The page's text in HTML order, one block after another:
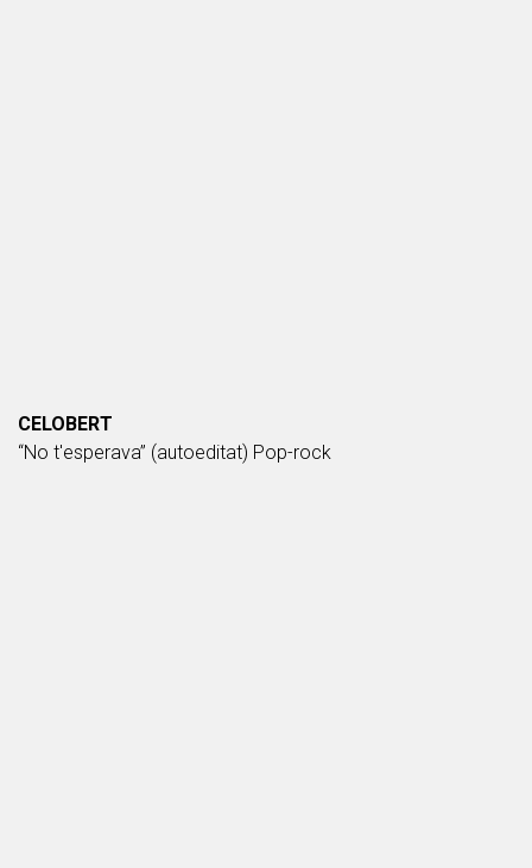
CELOBERT
“No t'esperava” (autoeditat) Pop-rock